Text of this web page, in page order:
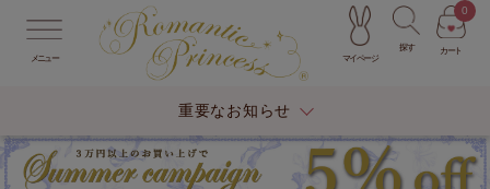
メニュー マイページ
探す カート
0
重要なお知らせ